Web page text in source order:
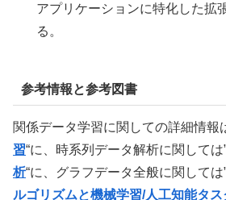
アプリケーションに特化した拡
る。
参考情報と参考図書
関係データ学習に関しての詳細情報
習“に、時系列データ解析に関しては
析“に、グラフデータ全般に関しては
ルゴリズムと機械学習/人工知能タス